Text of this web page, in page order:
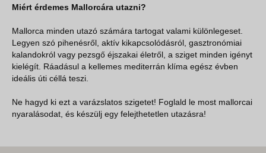
Miért érdemes Mallorcára utazni?
Mallorca minden utazó számára tartogat valami különlegeset.
Legyen szó pihenésről, aktív kikapcsolódásról, gasztronómiai
kalandokról vagy pezsgő éjszakai életről, a sziget minden igényt
kielégít. Ráadásul a kellemes mediterrán klíma egész évben
ideális úti céllá teszi.
Ne hagyd ki ezt a varázslatos szigetet! Foglald le most mallorcai
nyaralásodat, és készülj egy felejthetetlen utazásra!